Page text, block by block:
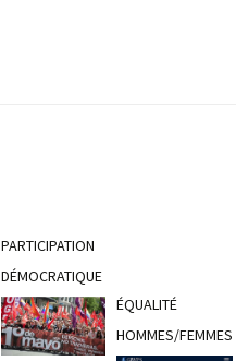
PARTICIPATION
DÉMOCRATIQUE
ÉQUALITÉ
HOMMES/FEMMES